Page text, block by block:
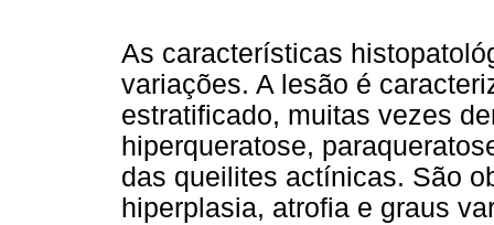
As características
variações. A lesão é
estratificado, muitas vezes
hiperqueratose,
das queilites actínicas. São
hiperplasia, atrofia e graus